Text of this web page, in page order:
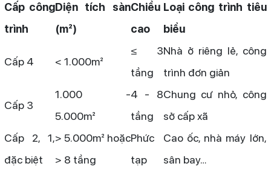
Cấp công
trình
Diện tích sàn
(m²)
Chiều
cao
Loại công trình tiêu
biểu
Cấp 4 < 1.000m²
≤ 3
tầng
Nhà ở riêng lẻ, công
trình đơn giản
Cấp 3
1.000 -
5.000m²
4 - 8
tầng
Chung cư nhỏ, công
sở cấp xã
Cấp 2, 1,
đặc biệt
> 5.000m² hoặc
> 8 tầng
Phức
tạp
Cao ốc, nhà máy lớn,
sân bay…